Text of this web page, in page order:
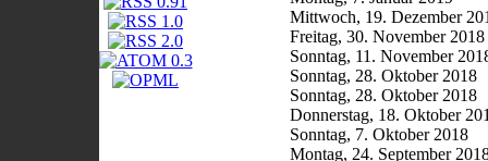
Mittwoch, 19. Dezember
Freitag, 30. November 2018
Sonntag, 11. November
Sonntag, 28. Oktober 2018
Sonntag, 28. Oktober 2018
Donnerstag, 18. Oktober
Sonntag, 7. Oktober 2018
Montag, 24. September